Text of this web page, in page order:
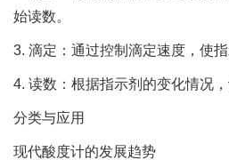
始读数。
3. 滴定：通过控制滴定速度，使
4. 读数：根据指示剂的变化情况
分类与应用
现代酸度计的发展趋势